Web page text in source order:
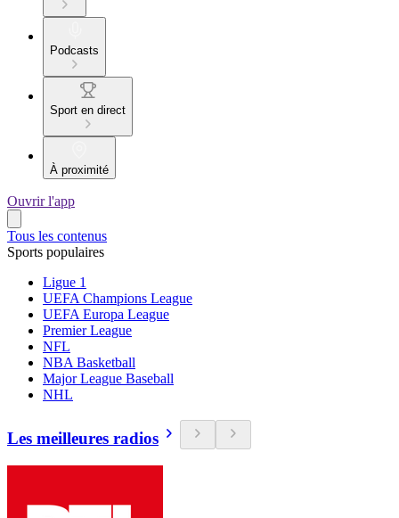
Podcasts
Sport en direct
À proximité
Ouvrir l'app
Tous les contenus
Sports populaires
Ligue 1
UEFA Champions League
UEFA Europa League
Premier League
NFL
NBA Basketball
Major League Baseball
NHL
Les meilleures radios